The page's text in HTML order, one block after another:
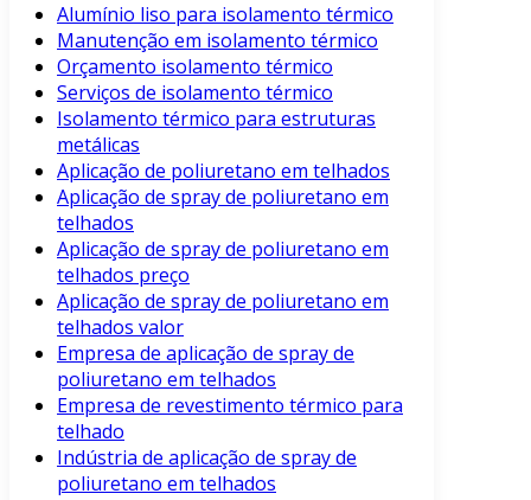
Alumínio liso para isolamento térmico
Manutenção em isolamento térmico
Orçamento isolamento térmico
Serviços de isolamento térmico
Isolamento térmico para estruturas
metálicas
Aplicação de poliuretano em telhados
Aplicação de spray de poliuretano em
telhados
Aplicação de spray de poliuretano em
telhados preço
Aplicação de spray de poliuretano em
telhados valor
Empresa de aplicação de spray de
poliuretano em telhados
Empresa de revestimento térmico para
telhado
Indústria de aplicação de spray de
poliuretano em telhados